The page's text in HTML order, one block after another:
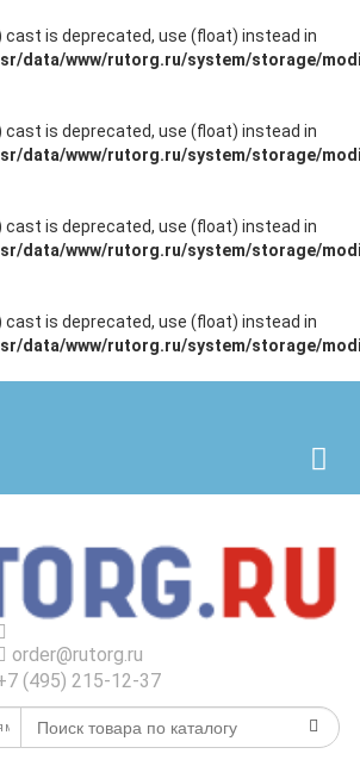
cast is deprecated, use (float) instead in
data/www/rutorg.ru/system/storage/
cast is deprecated, use (float) instead in
data/www/rutorg.ru/system/storage/
cast is deprecated, use (float) instead in
data/www/rutorg.ru/system/storage/
cast is deprecated, use (float) instead in
data/www/rutorg.ru/system/storage/
order@rutorg.ru
(495) 215-12-37